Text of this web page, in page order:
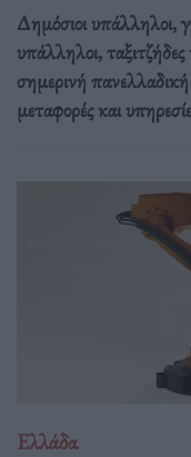
Δημόσιοι υπάλληλοι,
υπάλληλοι,
σημερινή
μεταφορές και
Ελλάδα